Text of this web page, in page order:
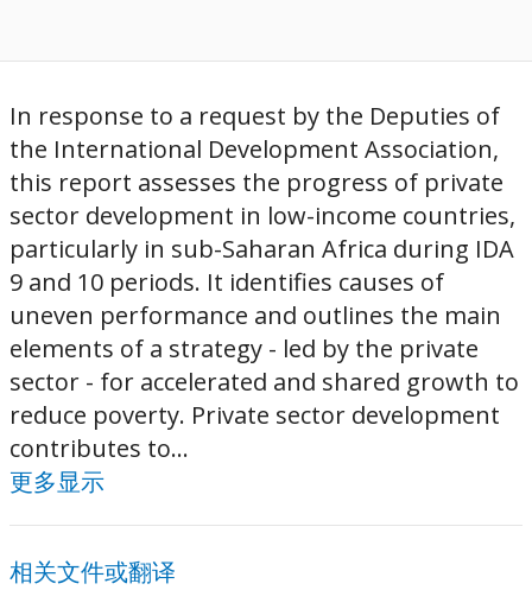
In response to a request by the Deputies of
the International Development Association,
this report assesses the progress of private
sector development in low-income countries,
particularly in sub-Saharan Africa during IDA
9 and 10 periods. It identifies causes of
uneven performance and outlines the main
elements of a strategy - led by the private
sector - for accelerated and shared growth to
reduce poverty. Private sector development
contributes to...
更多显示
相关文件或翻译